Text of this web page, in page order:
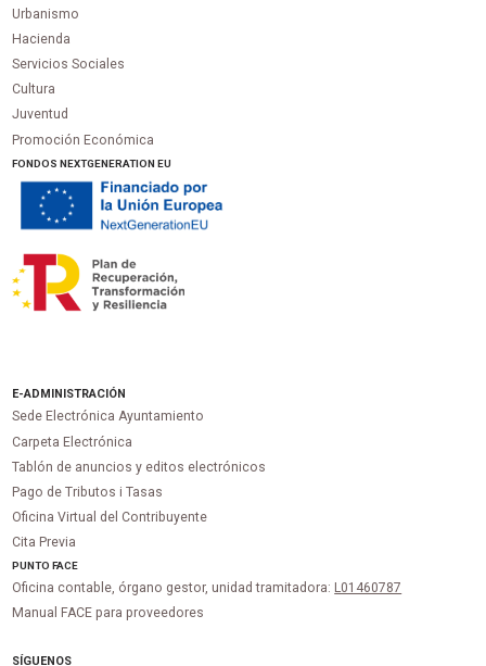
Urbanismo
Hacienda
Servicios Sociales
Cultura
Juventud
Promoción Económica
FONDOS NEXTGENERATION EU
E-ADMINISTRACIÓN
Sede Electrónica Ayuntamiento
Carpeta Electrónica
Tablón de anuncios y editos electrónicos
Pago de Tributos i Tasas
Oficina Virtual del Contribuyente
Cita Previa
PUNTOFACE
Oficina contable, órgano gestor, unidad tramitadora: L01460787
Manual FACE para proveedores
SÍGUENOS